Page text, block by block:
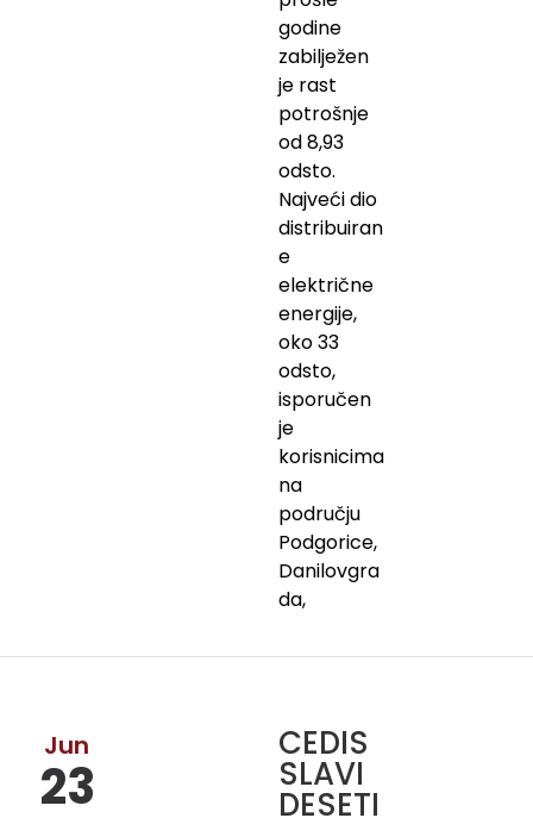
godine
zabilježen
je rast
potrošnje
od 8,93
odsto.
Najveći dio
distribuiran
e
električne
energije,
oko 33
odsto,
isporučen
je
korisnicima
na
području
Podgorice,
Danilovgra
da,
Jun
23
CEDIS
SLAVI
DESETI